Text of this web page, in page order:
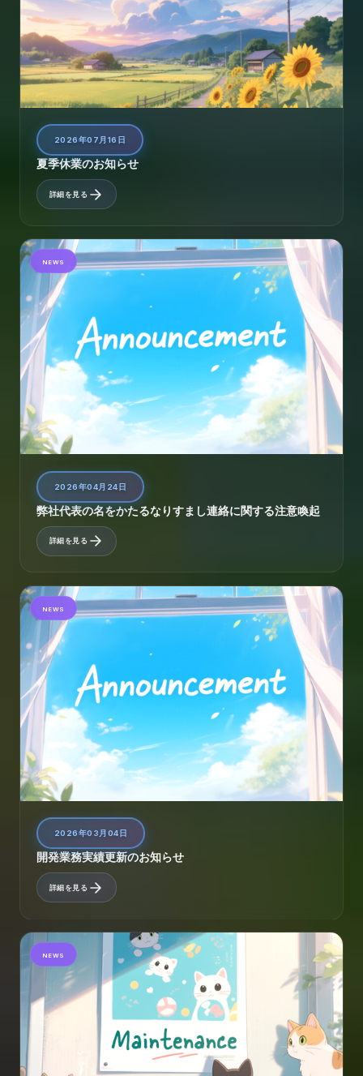
2026年07月16日
夏季休業のお知らせ
詳細を見る
NEWS
2026年04月24日
弊社代表の名をかたるなりすまし連絡に関する注意喚起
詳細を見る
NEWS
2026年03月04日
開発業務実績更新のお知らせ
詳細を見る
NEWS